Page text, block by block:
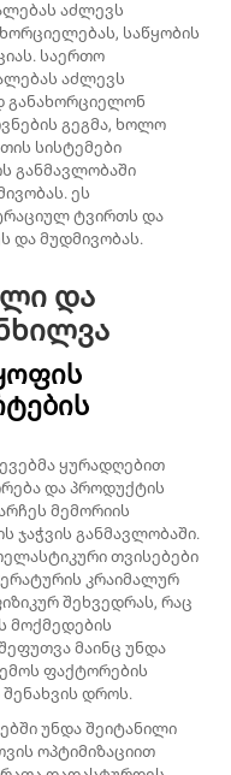
აძლევს
საწყობის
საერთო
აძლევს
გეგმა, ხოლო
სისტემები
განმავლობაში
ეს
ტვირთს და
და მუდმივობას.
და
ყურადღებით
და პროდუქტის
მემორიის
ჯაჭვის განმავლობაში.
თვისებები
კრაიმალურ
შეხვედრას, რაც
მოქმედების
მაინც უნდა
ფაქტორების
შენახვის დროს.
უნდა შეიტანილი
ოპტიმიზაციით